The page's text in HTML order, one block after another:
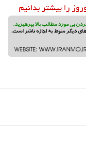
را بیشتر بدانیم